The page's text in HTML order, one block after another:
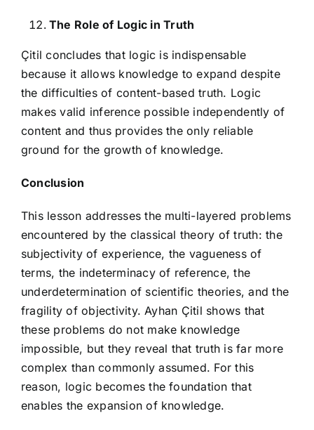
The Role of Logic in Truth
Çitil concludes that logic is indispensable
because it allows knowledge to expand despite
the difficulties of content-based truth. Logic
makes valid inference possible independently of
content and thus provides the only reliable
ground for the growth of knowledge.
Conclusion
This lesson addresses the multi-layered problems
encountered by the classical theory of truth: the
subjectivity of experience, the vagueness of
terms, the indeterminacy of reference, the
underdetermination of scientific theories, and the
fragility of objectivity. Ayhan Çitil shows that
these problems do not make knowledge
impossible, but they reveal that truth is far more
complex than commonly assumed. For this
reason, logic becomes the foundation that
enables the expansion of knowledge.